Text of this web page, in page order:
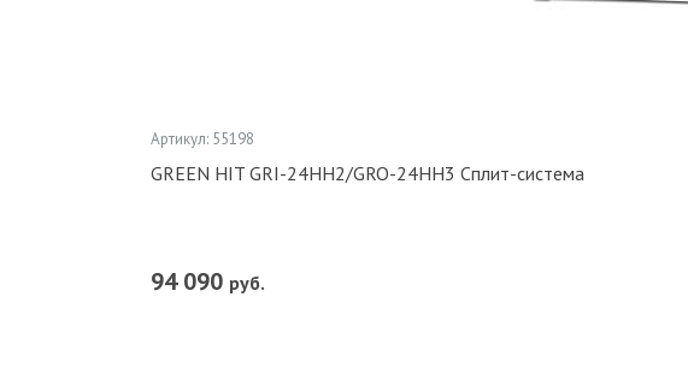
Артикул: 55198
GREEN HIT GRI-24HH2/GRO-24HH3 Сплит-система
94 090 руб.